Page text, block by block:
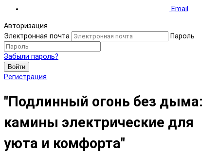
Email
Авторизация
Электронная почта
Пароль
Забыли пароль?
Войти
Регистрация
"Подлинный огонь без дыма:
камины электрические для
уюта и комфорта"